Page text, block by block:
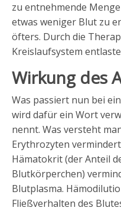
zu entnehmende
etwas weniger Blut zu
öfters. Durch die
Kreislaufsystem
Wirkung des
Was passiert nun bei
wird dafür ein Wort
nennt. Was versteht
Erythrozyten
Hämatokrit (der Anteil
Blutkörperchen)
Blutplasma.
Fließverhalten des